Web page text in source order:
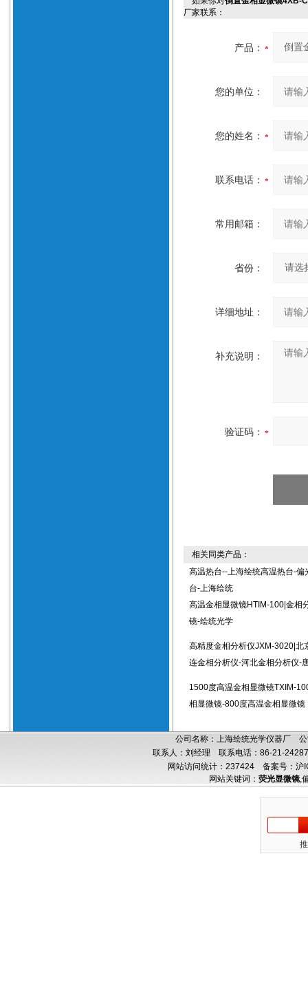
厂家联系：
产品：
您的单位：
您的姓名：
联系电话：
常用邮箱：
省份：
详细地址：
补充说明：
验证码：
相关同类产品：
高温热台--上海绘统高温热台-偏
台-上海绘统
高温金相显微镜HTIM-100|金相
镜-绘统光学
高精度金相分析仪JXM-3020|北
连金相分析仪-河北金相分析仪-
1500度高温金相显微镜TXIM-
相显微镜-800度高温金相显微镜
公司名称：上海绘统光学仪器厂
联系人：刘经理 联系电话：86-21-
网站访问统计：237424 备案号：沪
网站关键词： 荧光显微镜,